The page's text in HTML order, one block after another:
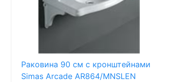
Раковина 90 см с кронштейнами
Simas Arcade AR864/MNSLEN